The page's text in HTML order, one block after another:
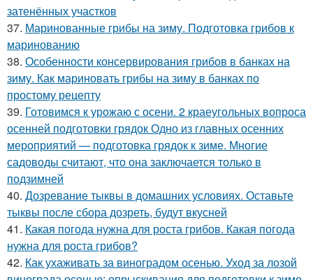
затенённых участков
37. Маринованные грибы на зиму. Подготовка грибов к
маринованию
38. Особенности консервирования грибов в банках на
зиму. Как мариновать грибы на зиму в банках по
простому рецепту
39. Готовимся к урожаю с осени. 2 краеугольных вопроса
осенней подготовки грядок Одно из главных осенних
мероприятий — подготовка грядок к зиме. Многие
садоводы считают, что она заключается только в
подзимней
40. Дозревание тыквы в домашних условиях. Оставьте
тыквы после сбора дозреть, будут вкусней
41. Какая погода нужна для роста грибов. Какая погода
нужна для роста грибов?
42. Как ухаживать за виноградом осенью. Уход за лозой